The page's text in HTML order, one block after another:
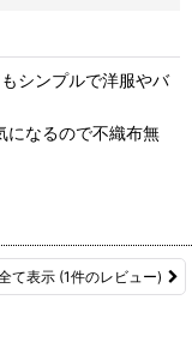
シンプルで洋服やバ
になるので不織布無
て表示 (1件のレビュー)